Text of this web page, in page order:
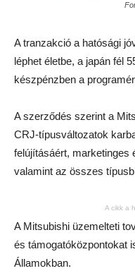
A tranzakció a hatósági
léphet életbe, a japán fél
készpénzben a
A szerződés szerint a
CRJ-típusváltozatok
felújításáért, marketinges
valamint az összes
A cikk a
A Mitsubishi üzemelteti
és támogatóközpontokat
Államokban.